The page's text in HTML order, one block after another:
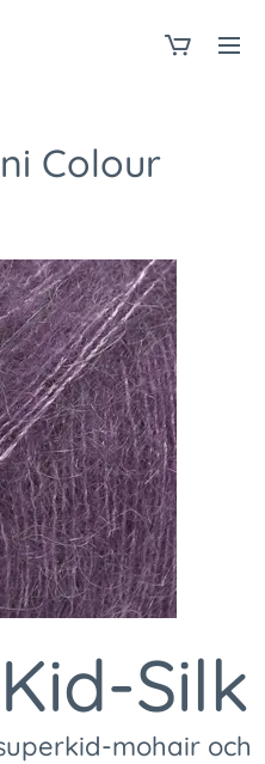
Colour
Silk
mohair och